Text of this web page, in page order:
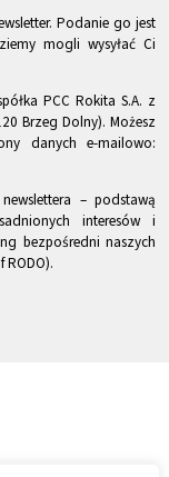
Podanie go jest
mogli wysyłać Ci
PCC Rokita S.A. z
Brzeg Dolny). Możesz
danych e-mailowo:
– podstawą
interesów i
bezpośredni naszych
RODO).